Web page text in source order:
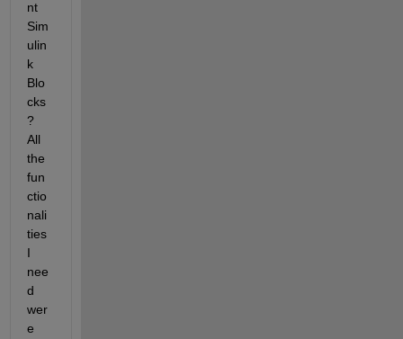
nt
Sim
ulin
k
Blo
cks
?
All
the
fun
ctio
nali
ties
I
nee
d
wer
e